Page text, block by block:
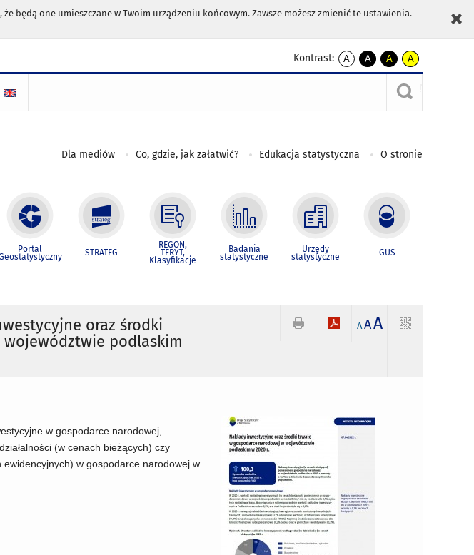
będą one umieszczane w Twoim urządzeniu końcowym. Zawsze możesz zmienić te ustawienia.
Kontrast:
A
kontrast
A
kontrast
czarnym
A
kontrast
żółty
tekst
czarnym
A
kontrast
czarny
tekst
żółtym
Dla mediów Co, gdzie, jak załatwić? Edukacja statystyczna O stronie
Portal STRATEG
REGON,
TERYT,
Klasyfikacje
Badania
statystyczne
Urzędy
statystyczne GUS
oraz środki
województwie podlaskim
A AA
w gospodarce narodowej,
(w cenach bieżących) czy
w gospodarce narodowej w